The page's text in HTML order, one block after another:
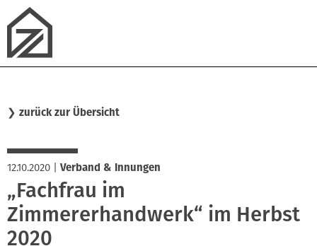
❯ zurück zur Übersicht
12.10.2020 Verband & Innungen
„Fachfrau im
Zimmererhandwerk“ im Herbst
2020